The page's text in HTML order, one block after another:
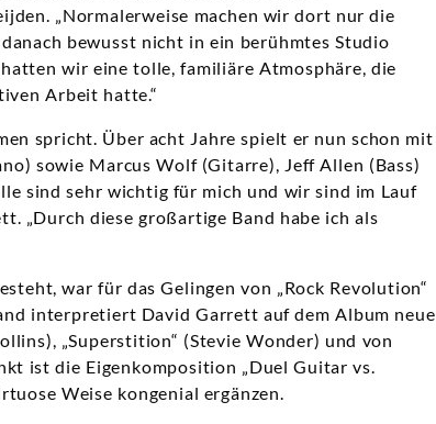
„Normalerweise machen wir dort nur die
bewusst nicht in ein berühmtes Studio
wir eine tolle, familiäre Atmosphäre, die
Arbeit hatte.“
spricht. Über acht Jahre spielt er nun schon mit
sowie Marcus Wolf (Gitarre), Jeff Allen (Bass)
sind sehr wichtig für mich und wir sind im Lauf
„Durch diese großartige Band habe ich als
war für das Gelingen von „Rock Revolution“
interpretiert David Garrett auf dem Album neue
„Superstition“ (Stevie Wonder) und von
ist die Eigenkomposition „Duel Guitar vs.
Weise kongenial ergänzen.